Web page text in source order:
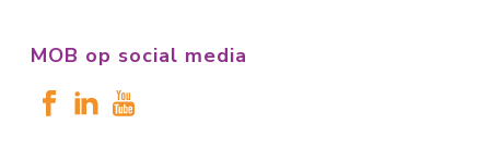
MOB op social media